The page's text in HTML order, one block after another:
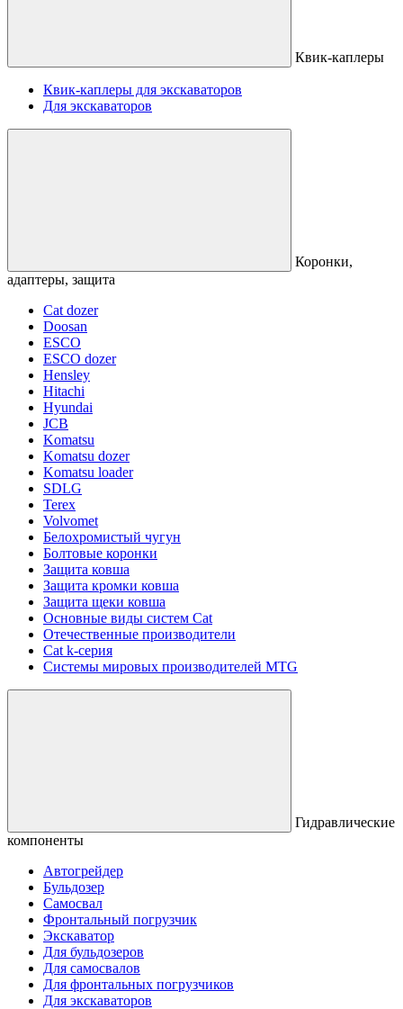
Квик-каплеры
Квик-каплеры для экскаваторов
Для экскаваторов
Коронки,
адаптеры, защита
Cat dozer
Doosan
ESCO
ESCO dozer
Hensley
Hitachi
Hyundai
JCB
Komatsu
Komatsu dozer
Komatsu loader
SDLG
Terex
Volvomet
Белохромистый чугун
Болтовые коронки
Защита ковша
Защита кромки ковша
Защита щеки ковша
Основные виды систем Cat
Отечественные производители
Сat k-серия
Системы мировых производителей MTG
Гидравлические
компоненты
Автогрейдер
Бульдозер
Самосвал
Фронтальный погрузчик
Экскаватор
Для бульдозеров
Для самосвалов
Для фронтальных погрузчиков
Для экскаваторов